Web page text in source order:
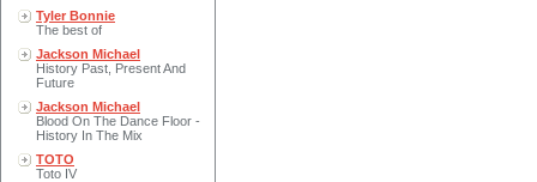
Tyler Bonnie
The best of
Jackson Michael
History Past, Present And
Future
Jackson Michael
Blood On The Dance Floor -
History In The Mix
TOTO
Toto IV